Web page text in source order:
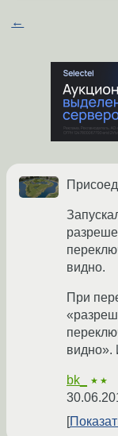
←
видно.
При
видно».
bk_ ★★